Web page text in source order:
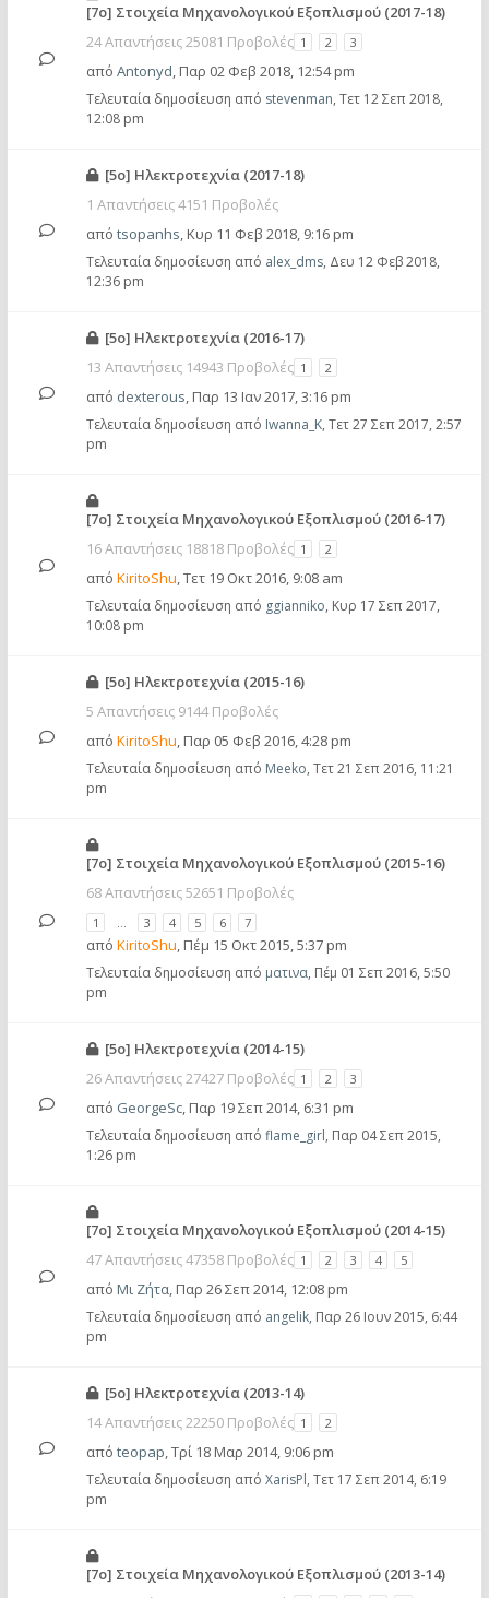
[7ο] Στοιχεία Μηχανολογικού Εξοπλισμού (2017-18)
24 Απαντήσεις 25081 Προβολές 1 2 3
από Antonyd, Παρ 02 Φεβ 2018, 12:54 pm
Τελευταία δημοσίευση από stevenman, Τετ 12 Σεπ 2018,
12:08 pm
[5ο] Ηλεκτροτεχνία (2017-18)
1 Απαντήσεις 4151 Προβολές
από tsopanhs, Κυρ 11 Φεβ 2018, 9:16 pm
Τελευταία δημοσίευση από alex_dms, Δευ 12 Φεβ 2018,
12:36 pm
[5ο] Ηλεκτροτεχνία (2016-17)
13 Απαντήσεις 14943 Προβολές 1 2
από dexterous, Παρ 13 Ιαν 2017, 3:16 pm
Τελευταία δημοσίευση από Iwanna_K, Τετ 27 Σεπ 2017, 2:57
pm
[7ο] Στοιχεία Μηχανολογικού Εξοπλισμού (2016-17)
16 Απαντήσεις 18818 Προβολές 1 2
από KiritoShu,Τετ 19 Οκτ 2016, 9:08 am
Τελευταία δημοσίευση από ggianniko, Κυρ 17 Σεπ 2017,
10:08 pm
[5ο] Ηλεκτροτεχνία (2015-16)
5 Απαντήσεις 9144 Προβολές
από KiritoShu, Παρ 05 Φεβ 2016, 4:28 pm
Τελευταία δημοσίευση από Meeko, Τετ 21 Σεπ 2016, 11:21
pm
[7ο] Στοιχεία Μηχανολογικού Εξοπλισμού (2015-16)
68 Απαντήσεις 52651 Προβολές
1 … 3 4 5 6 7
από KiritoShu, Πέμ 15 Οκτ 2015, 5:37 pm
Τελευταία δημοσίευση από ματινα, Πέμ 01 Σεπ 2016, 5:50
pm
[5ο] Ηλεκτροτεχνία (2014-15)
26 Απαντήσεις 27427 Προβολές 1 2 3
από GeorgeSc, Παρ 19 Σεπ 2014, 6:31 pm
Τελευταία δημοσίευση από flame_girl, Παρ 04 Σεπ 2015,
1:26 pm
[7ο] Στοιχεία Μηχανολογικού Εξοπλισμού (2014-15)
47 Απαντήσεις 47358 Προβολές 1 2 3 4 5
από Μι Ζήτα, Παρ 26 Σεπ 2014, 12:08 pm
Τελευταία δημοσίευση από angelik, Παρ 26 Ιουν 2015, 6:44
pm
[5ο] Ηλεκτροτεχνία (2013-14)
14 Απαντήσεις 22250 Προβολές 1 2
από teopap,Τρί 18 Μαρ 2014, 9:06 pm
Τελευταία δημοσίευση από XarisPl, Τετ 17 Σεπ 2014, 6:19
pm
[7ο] Στοιχεία Μηχανολογικού Εξοπλισμού (2013-14)